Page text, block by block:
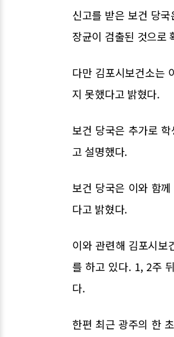
신고를 받은 보건 당
장균이 검출된 것으로
다만 김포시보건소는
지 못했다고 밝혔다.
보건 당국은 추가로
고 설명했다.
보건 당국은 이와 함
다고 밝혔다.
이와 관련해 김포시보
를 하고 있다. 1, 2주
다.
한편 최근 광주의 한